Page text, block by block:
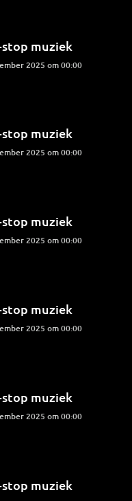
muziek
2025 om 00:00
muziek
2025 om 00:00
muziek
2025 om 00:00
muziek
2025 om 00:00
muziek
2025 om 00:00
muziek